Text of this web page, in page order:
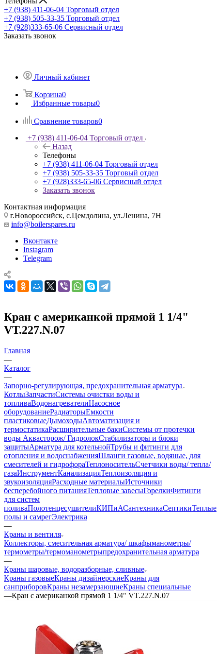
+7 (938) 411-06-04 Торговый отдел
+7 (938) 505-33-35 Торговый отдел
+7 (928)333-65-06 Сервисный отдел
Заказать звонок
Личный кабинет
Корзина0
Избранные товары0
Сравнение товаров0
+7 (938) 411-06-04 Торговый отдел
Назад
Телефоны
+7 (938) 411-06-04 Торговый отдел
+7 (938) 505-33-35 Торговый отдел
+7 (928)333-65-06 Сервисный отдел
Заказать звонок
Контактная информация
г.Новороссийск, с.Цемдолина, ул.Ленина, 7Н
info@boilerspares.ru
Вконтакте
Instagram
Telegram
Кран с американкой прямой 1 1/4"
VT.227.N.07
Главная
—
Каталог
—
Запорно-регулирующая, предохранительная арматура
КотлыЗапчастиСистемы очистки воды и
топливаВодонагревателиНасосное
оборудованиеРадиаторыЕмкости
пластиковыеДымоходыАвтоматизация и
термостатикаРасширительные бакиСистемы от протечки
воды Аквасторож/ ГидролокСтабилизаторы и блоки
защитыАрматура для котельнойТрубы и фитинги для
отопления и водоснабженияШланги газовые, водяные, для
смесителей и гидрофораТеплоносительСчетчики воды/ тепла/
газаИнструментКанализацияТеплоизоляция и
звукоизоляцияРасходные материалыИсточники
бесперебойного питанияТепловые завесыГорелкиФитинги
для систем
поливаПолотенцесушителиКИПиАСантехникаСептикиТеплые
полы и самрегЭлектрика
—
Краны и вентиля
Коллекторы, смесительная арматура/ шкафыманометры/
термометры/термоманометрыпредохранительная арматура
—
Краны шаровые, водоразборные, сливные
Краны газовыеКраны дизайнерскиеКраны для
санприборовКраны незамерзающиеКраны специальные
—Кран с американкой прямой 1 1/4" VT.227.N.07